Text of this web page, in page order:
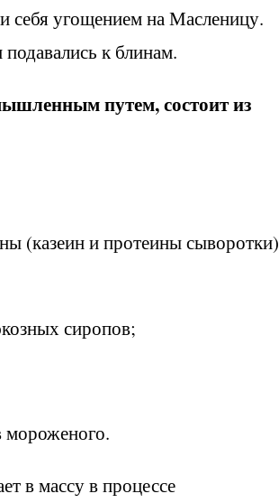
себя угощением на Масленицу.
к блинам.
путем, состоит из
(казеин и протеины сыворотки)
сиропов;
мороженого.
в массу в процессе